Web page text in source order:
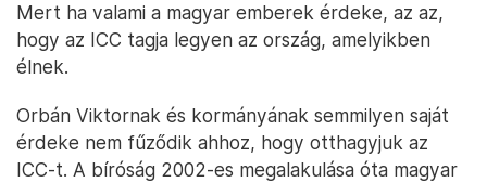
Mert ha valami a magyar emberek érdeke, az az,
hogy az ICC tagja legyen az ország, amelyikben
élnek.
Orbán Viktornak és kormányának semmilyen saját
érdeke nem fűződik ahhoz, hogy otthagyjuk az
ICC-t. A bíróság 2002-es megalakulása óta magyar